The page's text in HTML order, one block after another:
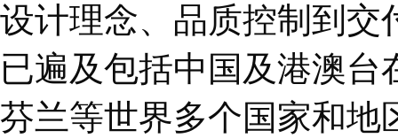
设计理念、品质控制到交
已遍及包括中国及港澳
芬兰等世界多个国家和地